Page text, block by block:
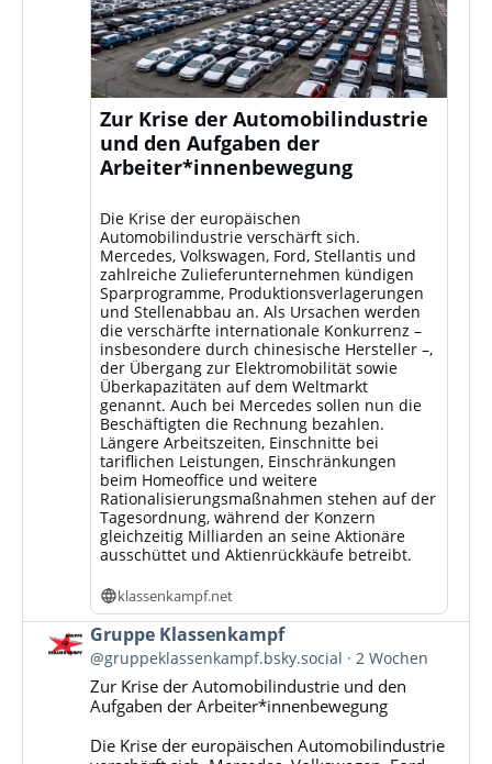
Zur Krise der Automobilindustrie
und den Aufgaben der
Arbeiter*innenbewegung
Die Krise der europäischen
Automobilindustrie verschärft sich.
Mercedes, Volkswagen, Ford, Stellantis und
zahlreiche Zulieferunternehmen kündigen
Sparprogramme, Produktionsverlagerungen
und Stellenabbau an. Als Ursachen werden
die verschärfte internationale Konkurrenz –
insbesondere durch chinesische Hersteller –,
der Übergang zur Elektromobilität sowie
Überkapazitäten auf dem Weltmarkt
genannt. Auch bei Mercedes sollen nun die
Beschäftigten die Rechnung bezahlen.
Längere Arbeitszeiten, Einschnitte bei
tariflichen Leistungen, Einschränkungen
beim Homeoffice und weitere
Rationalisierungsmaßnahmen stehen auf der
Tagesordnung, während der Konzern
gleichzeitig Milliarden an seine Aktionäre
ausschüttet und Aktienrückkäufe betreibt.
klassenkampf.net
Beitrag
von
Gruppe
Klassenkampf
Bluesky
Gruppe Klassenkampf
@gruppeklassenkampf.bsky.social 2 Wochen
Zur Krise der Automobilindustrie und den
Aufgaben der Arbeiter*innenbewegung
Die Krise der europäischen Automobilindustrie